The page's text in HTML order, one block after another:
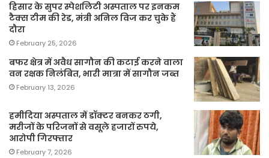
हिसार के सुपर स्पेशलिटी अस्पताल पर इनकम
टैक्स टीम की रेड, मंत्री अनिल विज कर चुके हैं
दौरा
February 25, 2026
बफर क्षेत्र में अवैध सागौन की कटाई करने वाला
वन रक्षक निलंबित, भारी मात्रा में सागौन जब्त
February 13, 2026
हमीदिया अस्पताल में डॉक्टर बनकर ठगी,
मरीजों के परिजनों से वसूले हजारों रुपये,
आरोपी गिरफ्तार
February 7, 2026